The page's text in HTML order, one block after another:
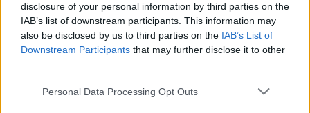
disclosure of your personal information by third parties on the
IAB’s list of downstream participants. This information may
also be disclosed by us to third parties on the IAB’s List of
Downstream Participants that may further disclose it to other
Personal Data Processing Opt Outs